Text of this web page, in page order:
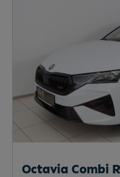
Octavia Combi